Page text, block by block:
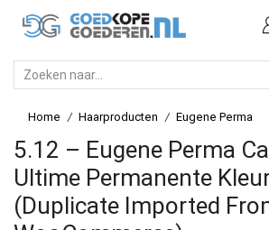
Home / Haarproducten / Eugene Perma
5.12 – Eugene Perma
Ultime Permanente
(Duplicate Imported